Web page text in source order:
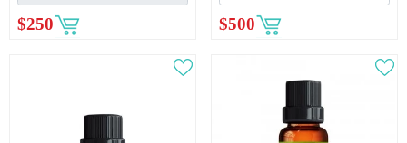
$250 $500